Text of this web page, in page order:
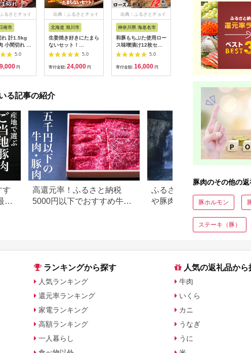
るさとチョイ
南市
れ 計1.5kg
小間切れ 豚
ク 食品 スラ
し おかず お
まみ 万能食
ギフト おす
り寄せ グル
_AA56-24
5.0
9,000 円
出典：ふるさとチョイ
北海道 旭川市
生姜焼き好きにたまら
ないセット！
（250g×18袋）5.0
寄付金額: 24,000 円
出典：ふるさとチョイ
神奈川県 海老名市
和豚もちぶた使用ロー
ス味噌漬け12枚セッ
ト 【 豚肉 豚にく 豚
ロース もち豚 味噌漬
け 神奈川県 海老名市
5.0
寄付金額: 16,000 円
出典：ふるさとチョイ
ス
島根県 隠岐の島町
1107 おき精肉店特
製 豚味噌漬 【2枚
入×5パック】 5.0
寄付金額:13,000
る記事の紹介
す
新
高還元率！ふるさと納税
5000円以下でおすすめ牛肉
ふるさと納税で人気！焼酎
や豚肉、ゴルフ…宮崎県都
城市の返礼品ランキング
豚肉のその他の
豚ホルモン
ステーキ（豚）
ランキングから探す
人気ランキング
還元率ランキング
家電ランキング
高額ランキング
一人暮らし
人気の返礼品から
牛肉
いくら
カニ
うなぎ
うに